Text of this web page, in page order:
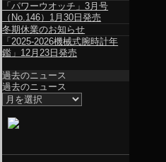
「パワーウオッチ」3月号
（No.146）1月30日発売
冬期休業のお知らせ
「2025-2026機械式腕時計年
鑑」12月23日発売
過去のニュース
過去のニュース